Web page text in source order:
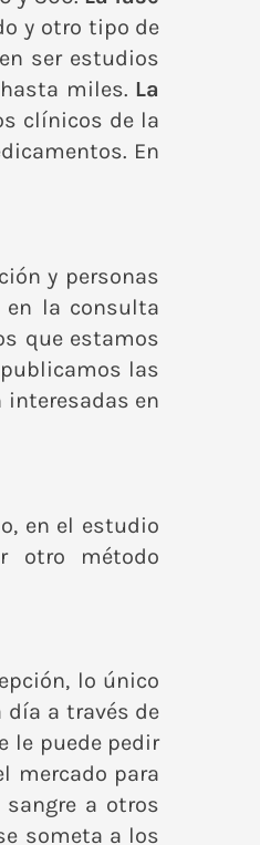
y otro tipo de
ser estudios
miles. La
clínicos de la
En
y personas
en la consulta
que estamos
las
en
en el estudio
otro método
lo único
a través de
le puede pedir
mercado para
a otros
someta a los